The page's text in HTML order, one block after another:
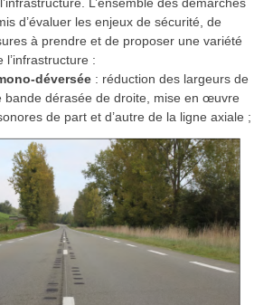
d’évaluer les enjeux de sécurité, de
à prendre et de proposer une variété
l’infrastructure :
déversée : réduction des largeurs de
bande dérasée de droite, mise en œuvre
de part et d’autre de la ligne axiale ;